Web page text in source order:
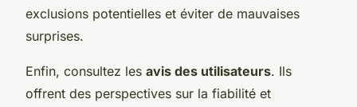
exclusions potentielles et éviter de mauvaises
surprises.
Enfin, consultez les avis des utilisateurs. Ils
offrent des perspectives sur la fiabilité et